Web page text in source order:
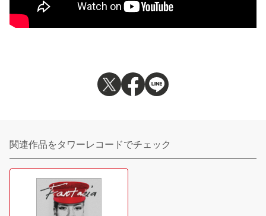
関連作品をタワーレコードでチェック